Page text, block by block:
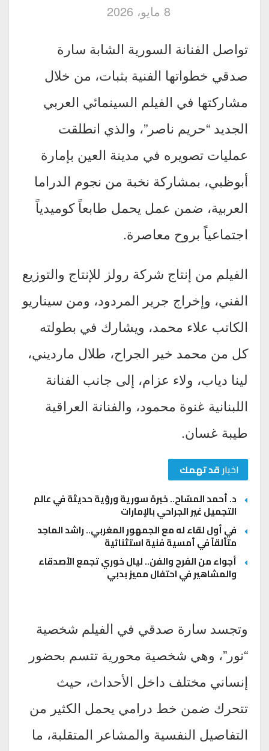
8 مايو، 2026
تواصل الفنانة السورية الشابة سارة
صدقي خطواتها الفنية بثبات، من خلال
مشاركتها في الفيلم السينمائي العربي
الجديد “حريم ناصر”، والذي انطلقت
عمليات تصويره في مدينة العين بإمارة
أبوظبي، بمشاركة نخبة من نجوم الدراما
العربية، ضمن عمل يحمل طابعاً كوميدياً
اجتماعياً بروح معاصرة.
الفيلم من إنتاج شركة رولز للإنتاج والتوزيع
الفني، وإخراج جرير المردود، ومن سيناريو
الكاتب علاء محمد، ويشارك في بطولته
كل من محمد خير الجراح، طلال مارديني،
لينا دياب، ولاء عزام، إلى جانب الفنانة
اللبنانية غنوة محمود، والفنانة العراقية
طيبة غسان.
اخبارقد تهمك
د. أحمد المسّاح.. خبرة سورية ورؤية حديثة في عالم
التجميل غير الجراحي بالإمارات
في أول لقاء له مع الجمهور المغربي.. راشد الماجد
متألقاً في أمسية فنية استثنائية
أجواء من الفرح والفن.. ليال خوري تجمع الأصدقاء
والمشاهير في احتفال مميز بدبي
وتجسد سارة صدقي في الفيلم شخصية
“نور”، وهي شخصية محورية تتسم بحضور
إنساني مختلف داخل الأحداث، حيث
تتحرك ضمن خط درامي يحمل الكثير من
التفاصيل النفسية والمشاعر المتقلبة، ما